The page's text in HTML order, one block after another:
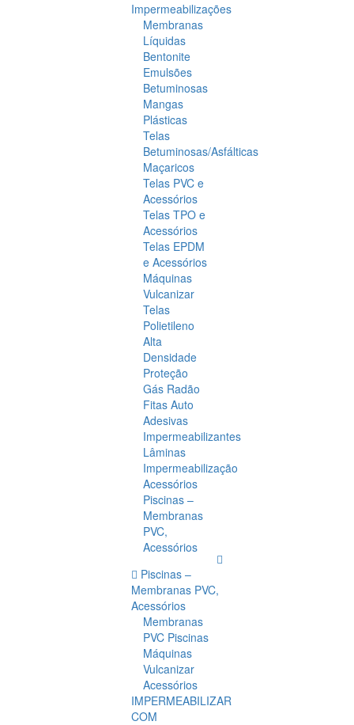
Impermeabilizações
Membranas
Líquidas
Bentonite
Emulsões
Betuminosas
Mangas
Plásticas
Telas
Betuminosas/Asfálticas
Maçaricos
Telas PVC e
Acessórios
Telas TPO e
Acessórios
Telas EPDM
e Acessórios
Máquinas
Vulcanizar
Telas
Polietileno
Alta
Densidade
Proteção
Gás Radão
Fitas Auto
Adesivas
Impermeabilizantes
Lâminas
Impermeabilização
Acessórios
Piscinas –
Membranas
PVC,
Acessórios
Piscinas –
Membranas PVC,
Acessórios
Membranas
PVC Piscinas
Máquinas
Vulcanizar
Acessórios
IMPERMEABILIZAR
COM